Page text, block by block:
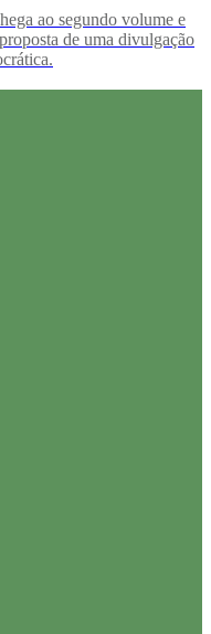
ao segundo volume e
de uma divulgação